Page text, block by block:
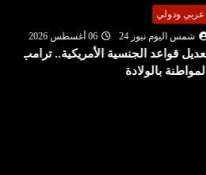
06 أغسطس 2026
الأمريكية.. ترامب يمنع حق